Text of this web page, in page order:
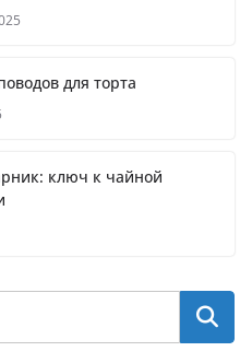
для торта
ключ к чайной